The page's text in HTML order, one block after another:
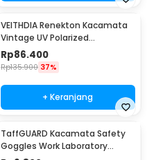
VEITHDIA Renekton Kacamata
Vintage UV Polarized
Sunglasses - 2462
Rp86.400
Rp135.900 37%
+ Keranjang
TaffGUARD Kacamata Safety
Goggles Work Laboratory